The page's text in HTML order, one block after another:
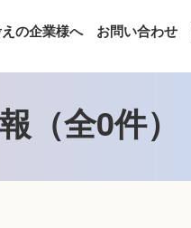
の企業様へ お問い合わせ
（全0件）